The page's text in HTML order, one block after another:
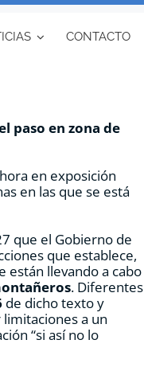
CONTACTO
paso en zona de
en exposición
en las que se está
que el Gobierno de
que establece,
están llevando a cabo
. Diferentes
de dicho texto y
a un
“si así no lo